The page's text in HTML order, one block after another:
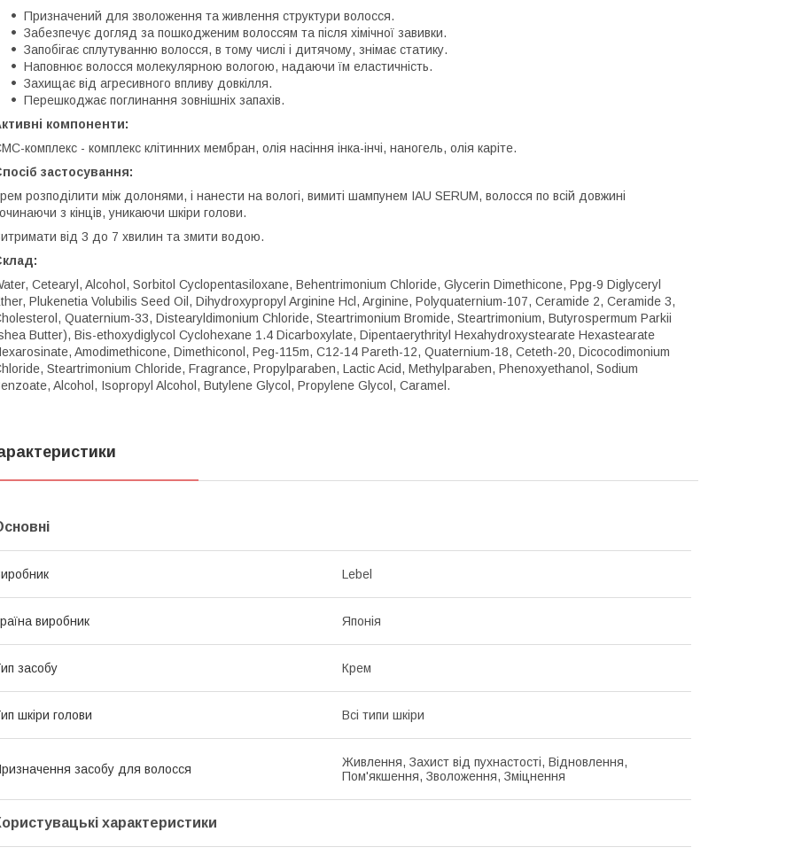
Призначений для зволоження та живлення структури волосся.
Забезпечує догляд за пошкодженим волоссям та після хімічної завивки.
Запобігає сплутуванню волосся, в тому числі і дитячому, знімає статику.
Наповнює волосся молекулярною вологою, надаючи їм еластичність.
Захищає від агресивного впливу довкілля.
Перешкоджає поглинання зовнішніх запахів.
компоненти:
комплекс - комплекс клітинних мембран, олія насіння інка-інчі, наногель, олія каріте.
застосування:
розподілити між долонями, і нанести на вологі, вимиті шампунем IAU SERUM, волосся по всій довжині
з кінців, уникаючи шкіри голови.
від 3 до 7 хвилин та змити водою.
Cetearyl, Alcohol, Sorbitol Cyclopentasiloxane, Behentrimonium Chloride, Glycerin Dimethicone, Ppg-9 Diglyceryl
Plukenetia Volubilis Seed Oil, Dihydroxypropyl Arginine Hcl, Arginine, Polyquaternium-107, Ceramide 2, Ceramide 3,
Quaternium-33, Distearyldimonium Chloride, Steartrimonium Bromide, Steartrimonium, Butyrospermum Parkii
Butter), Bis-ethoxydiglycol Cyclohexane 1.4 Dicarboxylate, Dipentaerythrityl Hexahydroxystearate Hexastearate
Amodimethicone, Dimethiconol, Peg-115m, C12-14 Pareth-12, Quaternium-18, Ceteth-20, Dicocodimonium
Steartrimonium Chloride, Fragrance, Propylparaben, Lactic Acid, Methylparaben, Phenoxyethanol, Sodium
Alcohol, Isopropyl Alcohol, Butylene Glycol, Propylene Glycol, Caramel.
Lebel
виробник Японія
засобу Крем
шкіри голови Всі типи шкіри
засобу для волосся
Живлення, Захист від пухнастості, Відновлення,
Пом'якшення, Зволоження, Зміцнення
характеристики